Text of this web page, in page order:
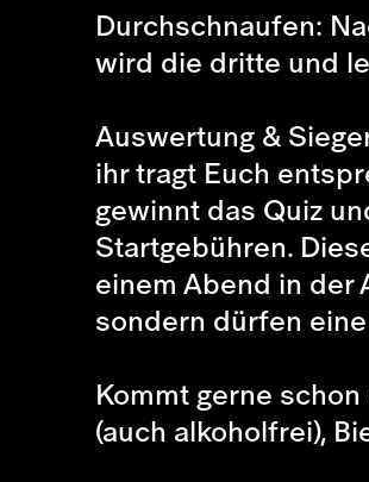
Durchschnaufen:
wird die dritte und
Auswertung &
ihr tragt Euch
gewinnt das Quiz
Startgebühren.
einem Abend in der
sondern dürfen
Kommt gerne
(auch alkoholfrei),